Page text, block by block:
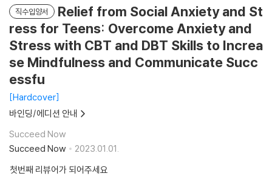
직수입양서
Relief from Social Anxiety and St
ress for Teens: Overcome Anxiety and
Stress with CBT and DBT Skills to Increa
se Mindfulness and Communicate Succ
essfu
Hardcover
바인딩/에디션 안내
Succeed Now
Succeed Now
2023.01.01.
첫번째 리뷰어가 되어주세요